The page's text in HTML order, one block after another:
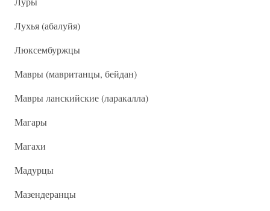
Лухья (абалуйя)
Люксембуржцы
Мавры (мавританцы, бейдан)
Мавры ланскийские (ларакалла)
Магары
Магахи
Мадурцы
Мазендеранцы